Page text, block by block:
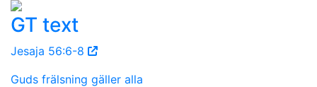
GT text
Jesaja 56:6-8
Guds frälsning gäller alla